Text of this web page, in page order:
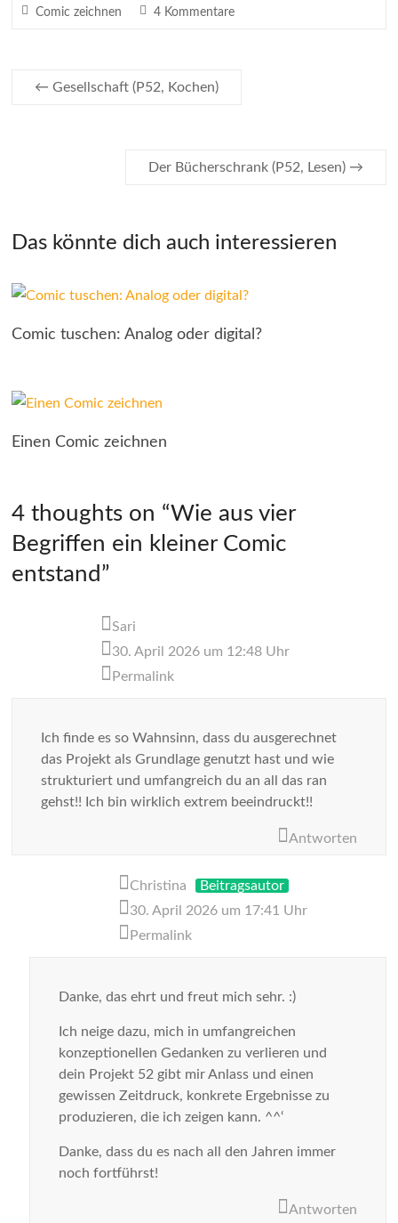
Comic zeichnen 4 Kommentare
← Gesellschaft (P52, Kochen)
Der Bücherschrank (P52, Lesen) →
Das könnte dich auch interessieren
Comic tuschen: Analog oder digital?
Einen Comic zeichnen
4 thoughts on “Wie aus vier
Begriffen ein kleiner Comic
entstand”
Sari
30. April 2026 um 12:48 Uhr
Permalink
Ich finde es so Wahnsinn, dass du ausgerechnet
das Projekt als Grundlage genutzt hast und wie
strukturiert und umfangreich du an all das ran
gehst!! Ich bin wirklich extrem beeindruckt!!
Antworten
Christina
Beitragsautor
30. April 2026 um 17:41 Uhr
Permalink
Danke, das ehrt und freut mich sehr. :)
Ich neige dazu, mich in umfangreichen
konzeptionellen Gedanken zu verlieren und
dein Projekt 52 gibt mir Anlass und einen
gewissen Zeitdruck, konkrete Ergebnisse zu
produzieren, die ich zeigen kann. ^^‘
Danke, dass du es nach all den Jahren immer
noch fortführst!
Antworten